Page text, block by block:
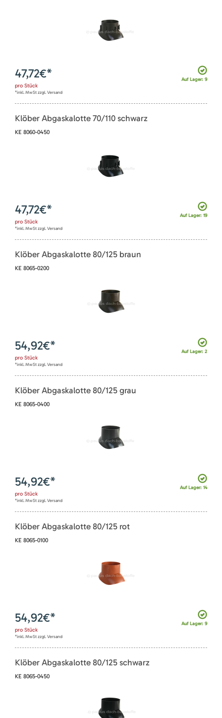
Auf Lager: 9
47,72€*
pro Stück
*inkl. MwSt zzgl. Versand
Klöber Abgaskalotte 70/110 schwarz
KE 8060-0450
Auf Lager: 19
47,72€*
pro Stück
*inkl. MwSt zzgl. Versand
Klöber Abgaskalotte 80/125 braun
KE 8065-0200
Auf Lager: 2
54,92€*
pro Stück
*inkl. MwSt zzgl. Versand
Klöber Abgaskalotte 80/125 grau
KE 8065-0400
Auf Lager: 14
54,92€*
pro Stück
*inkl. MwSt zzgl. Versand
Klöber Abgaskalotte 80/125 rot
KE 8065-0100
Auf Lager: 9
54,92€*
pro Stück
*inkl. MwSt zzgl. Versand
Klöber Abgaskalotte 80/125 schwarz
KE 8065-0450